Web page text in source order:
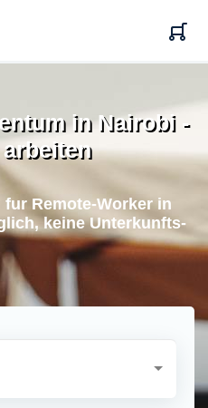
in Nairobi -
fur Remote-Worker in
keine Unterkunfts-